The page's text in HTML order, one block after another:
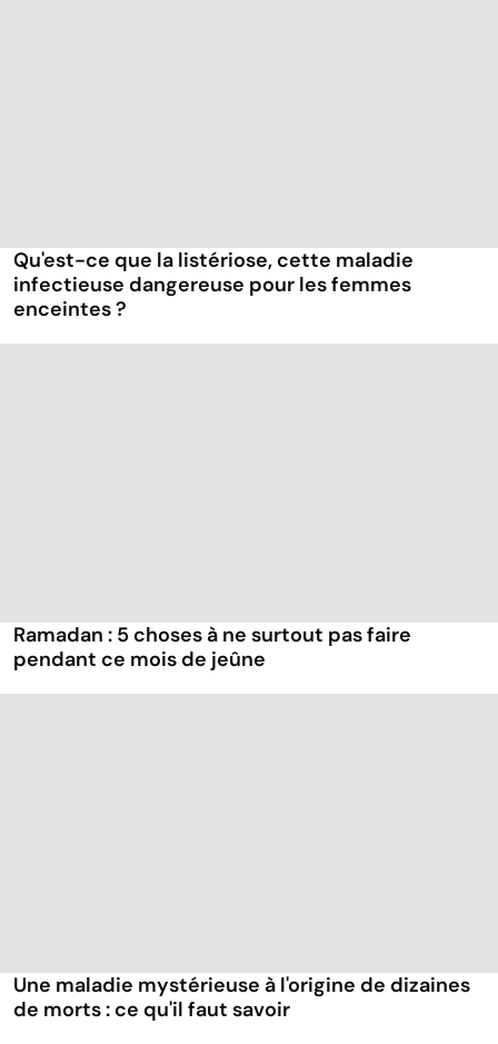
Qu'est-ce que la listériose, cette maladie
infectieuse dangereuse pour les femmes
enceintes ?
Ramadan : 5 choses à ne surtout pas faire
pendant ce mois de jeûne
Une maladie mystérieuse à l'origine de dizaines
de morts : ce qu'il faut savoir